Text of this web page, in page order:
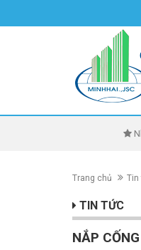
Trang chủ Tin
TIN TỨC
NẮP